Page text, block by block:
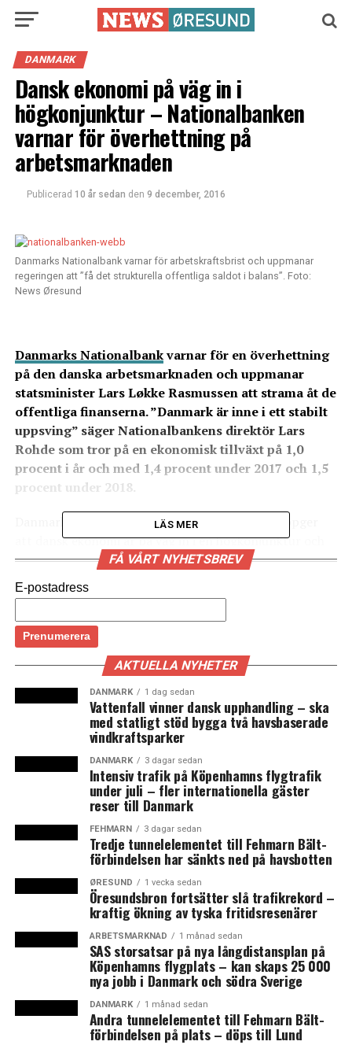
DANMARK
Dansk ekonomi på väg in i
högkonjunktur – Nationalbanken
varnar för överhettning på
arbetsmarknaden
Publicerad 10 år sedan den 9 december, 2016
Danmarks Nationalbank varnar för arbetskraftsbrist och uppmanar
regeringen att ”få det strukturella offentliga saldot i balans”. Foto:
News Øresund
Danmarks Nationalbankvarnar för en överhettning
på den danska arbetsmarknaden och uppmanar
statsminister Lars Løkke Rasmussen att strama åt de
offentliga finanserna. ”Danmark är inne i ett stabilt
uppsving” säger Nationalbankens direktör Lars
Rohde som tror på en ekonomisk tillväxt på 1,0
procent i år och med 1,4 procent under 2017 och 1,5
procent under 2018.
Danmarks Nationalbanks direktör Lars Rohde uppger
att dansk ekonomi är på väg in i en högkonjunktur och
varnar för brist på arbetskraft och för att Köpenhamns
bostadsmarknad är känslig för räntehöjningar med
tanke på de högt uppskruvade bostadspriserna.
Hoten mot dansk ekonomi ser han i form av brist på
arbetskraft, höga bostadspriser och en bostadsmarknad
som är känslig för plötsliga räntehopp. Även ett ökat
internationellt motstånd mot frihandel kan beröra en
exportinriktade nation som Danmark.
Lars Rohde pekar på att den danska BNP-tillväxten
främst drivs på av en ökad privat konsumtion i år men
att tillväxten kommande år i ökad utsträckning kommer
från en ökad export. Nationalbankens prognos över den
procent i år följt av 1,4 respektive 1,5 procent under de
kommande två åren. Det innebär en mindre
nedjustering jämfört den senaste prognosen från
september. (News Øresund)
LÄS OCKSÅ:
Lego inleder generationsskifte och byter vd
Pensionsbolag beredda att satsa 30 miljarder i
Köpenhamns hamntunnel
LÄS MER
FÅ VÅRT NYHETSBREV
E-postadress
AKTUELLA NYHETER
DANMARK 1 dag sedan
Vattenfall vinner dansk upphandling – ska
med statligt stöd bygga två havsbaserade
vindkraftsparker
DANMARK 3 dagar sedan
Intensiv trafik på Köpenhamns flygtrafik
under juli – fler internationella gäster
reser till Danmark
FEHMARN 3 dagar sedan
Tredje tunnelelementet till Fehmarn Bält-
förbindelsen har sänkts ned på havsbotten
ØRESUND 1 vecka sedan
Öresundsbron fortsätter slå trafikrekord –
kraftig ökning av tyska fritidsresenärer
ARBETSMARKNAD 1 månad sedan
SAS storsatsar på nya långdistansplan på
Köpenhamns flygplats – kan skaps 25 000
nya jobb i Danmark och södra Sverige
DANMARK 1 månad sedan
Andra tunnelelementet till Fehmarn Bält-
förbindelsen på plats – döps till Lund